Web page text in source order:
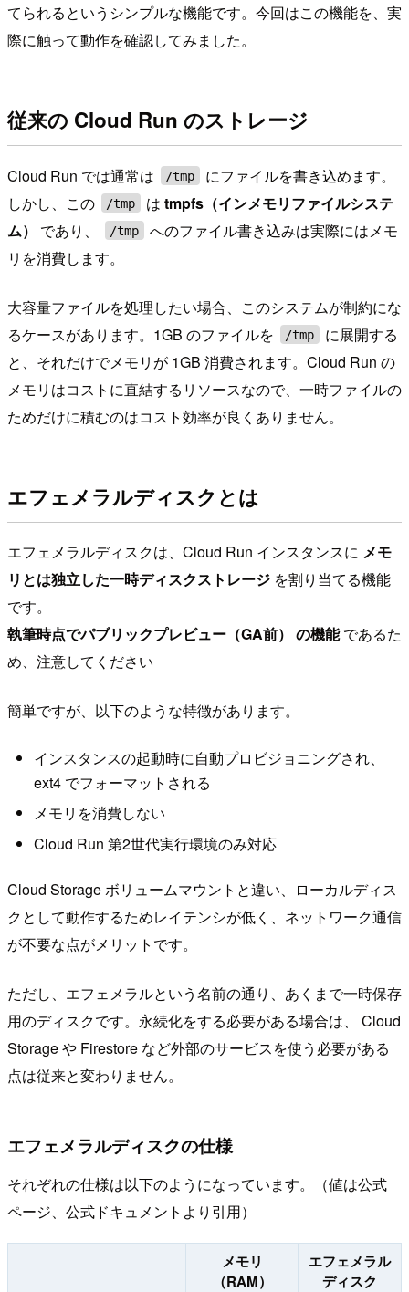
てられるというシンプルな機能です。今回はこの機能を、実
際に触って動作を確認してみました。
従来の Cloud Run のストレージ
Cloud Run では通常は /tmp
にファイルを書き込めます。
しかし、この
/tmp はtmpfs（インメモリファイルシステ
ム）
であり、 /tmp
へのファイル書き込みは実際にはメモ
リを消費します。
大容量ファイルを処理したい場合、このシステムが制約にな
るケースがあります。1GB のファイルを
/tmp
に展開する
と、それだけでメモリが 1GB 消費されます。Cloud Run の
メモリはコストに直結するリソースなので、一時ファイルの
ためだけに積むのはコスト効率が良くありません。
エフェメラルディスクとは
エフェメラルディスクは、Cloud Run インスタンスに メモ
リとは独立した一時ディスクストレージ を割り当てる機能
です。
執筆時点でパブリックプレビュー（GA前） の機能であるた
め、注意してください
簡単ですが、以下のような特徴があります。
インスタンスの起動時に自動プロビジョニングされ、
ext4 でフォーマットされる
メモリを消費しない
Cloud Run 第2世代実行環境のみ対応
Cloud Storage ボリュームマウントと違い、ローカルディス
クとして動作するためレイテンシが低く、ネットワーク通信
が不要な点がメリットです。
ただし、エフェメラルという名前の通り、あくまで一時保存
用のディスクです。永続化をする必要がある場合は、 Cloud
Storage や Firestore など外部のサービスを使う必要がある
点は従来と変わりません。
エフェメラルディスクの仕様
それぞれの仕様は以下のようになっています。（値は公式
ページ、公式ドキュメントより引用）
メモリ
（RAM）
エフェメラル
ディスク